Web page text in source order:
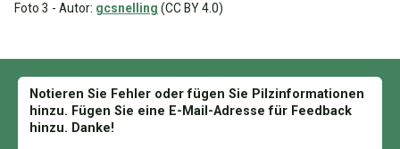
Foto 3 - Autor: gcsnelling (CC BY 4.0)